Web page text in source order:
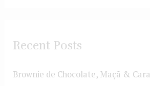
Recent Posts
Brownie de Chocolate, Maçã &